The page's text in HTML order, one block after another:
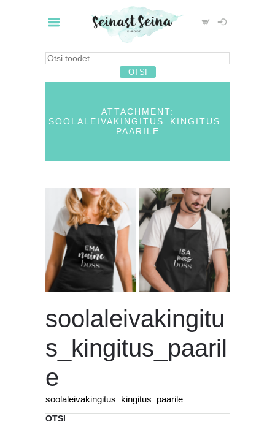
ATTACHMENT:
SOOLALEIVAKINGITUS_KINGITUS_
PAARILE
soolaleivakingitu
s_kingitus_paaril
e
soolaleivakingitus_kingitus_paarile
OTSI